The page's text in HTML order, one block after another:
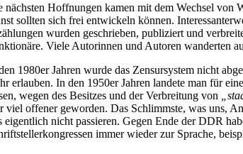
nächsten Hoffnungen kamen mit dem Wechsel von
sollten sich frei entwickeln können.
wurden geschrieben, publiziert und
Viele Autorinnen und Autoren wanderten
1980er Jahren wurde das Zensursystem nicht
erlauben. In den 1950er Jahren landete man für
wegen des Besitzes und der Verbreitung von
viel offener geworden. Das Schlimmste, was uns,
eigentlich nicht passieren. Gegen Ende der DDR
immer wieder zur Sprache,